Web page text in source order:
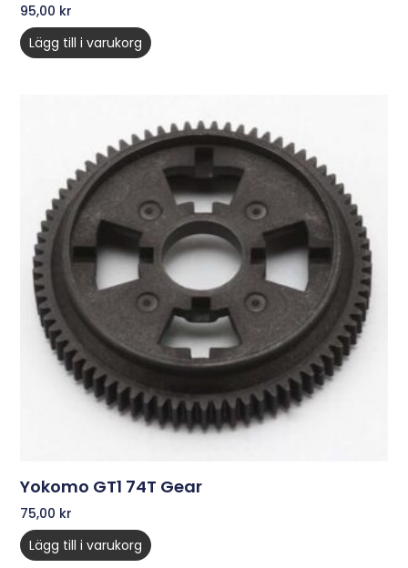
95,00 kr
Lägg till i varukorg
Yokomo GT1 74T Gear
75,00 kr
Lägg till i varukorg